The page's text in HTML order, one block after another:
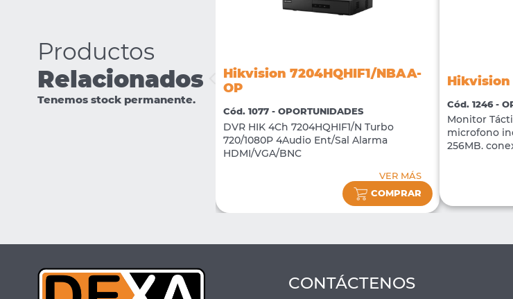
Productos
Relacionados
Tenemos stock permanente.
DS-2CE76D0T-EXIPF
Hikvision 7204HQHIF1/NBAA-
OP
Cód. 1077 - OPORTUNIDADES
DVR HIK 4Ch 7204HQHIF1/N Turbo
720/1080P 4Audio Ent/Sal Alarma
HDMI/VGA/BNC
VER MÁS
COMPRAR
Hikvision
Cód. 1246 -
Monitor
microfono
256MB.
CONTÁCTENOS